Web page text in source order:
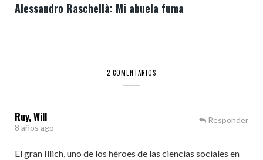
Alessandro Raschellà: Mi abuela fuma
2 COMENTARIOS
Ruy, Will
8 años ago
El gran Illich, uno de los héroes de las ciencias sociales en
Responder